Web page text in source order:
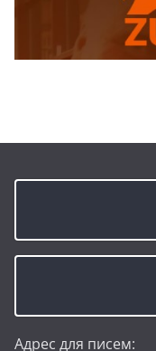
Адрес для писем: